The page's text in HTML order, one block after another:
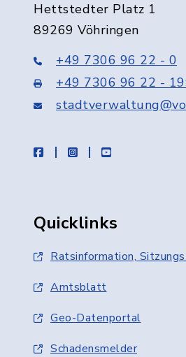
Hettstedter Platz 1
89269 Vöhringen
+49 7306 96 22 - 0
+49 7306 96 22 -
facebookinstagramyoutube
Quicklinks
Ratsinformation,
Amtsblatt
Geo-Datenportal
Schadensmelder